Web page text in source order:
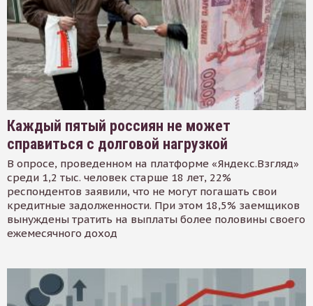
Каждый пятый россиян не может
справиться с долговой нагрузкой
В опросе, проведенном на платформе «Яндекс.Взгляд»
среди 1,2 тыс. человек старше 18 лет, 22%
респондентов заявили, что не могут погашать свои
кредитные задолженности. При этом 18,5% заемщиков
вынуждены тратить на выплаты более половины своего
ежемесячного доход